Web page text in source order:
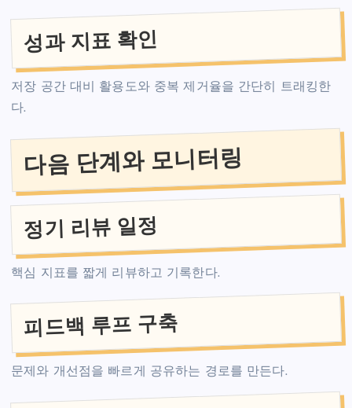
성과 지표 확인
저장 공간 대비 활용도와 중복 제거율을 간단히 트래킹한
다.
다음 단계와 모니터링
정기 리뷰 일정
핵심 지표를 짧게 리뷰하고 기록한다.
피드백 루프 구축
문제와 개선점을 빠르게 공유하는 경로를 만든다.